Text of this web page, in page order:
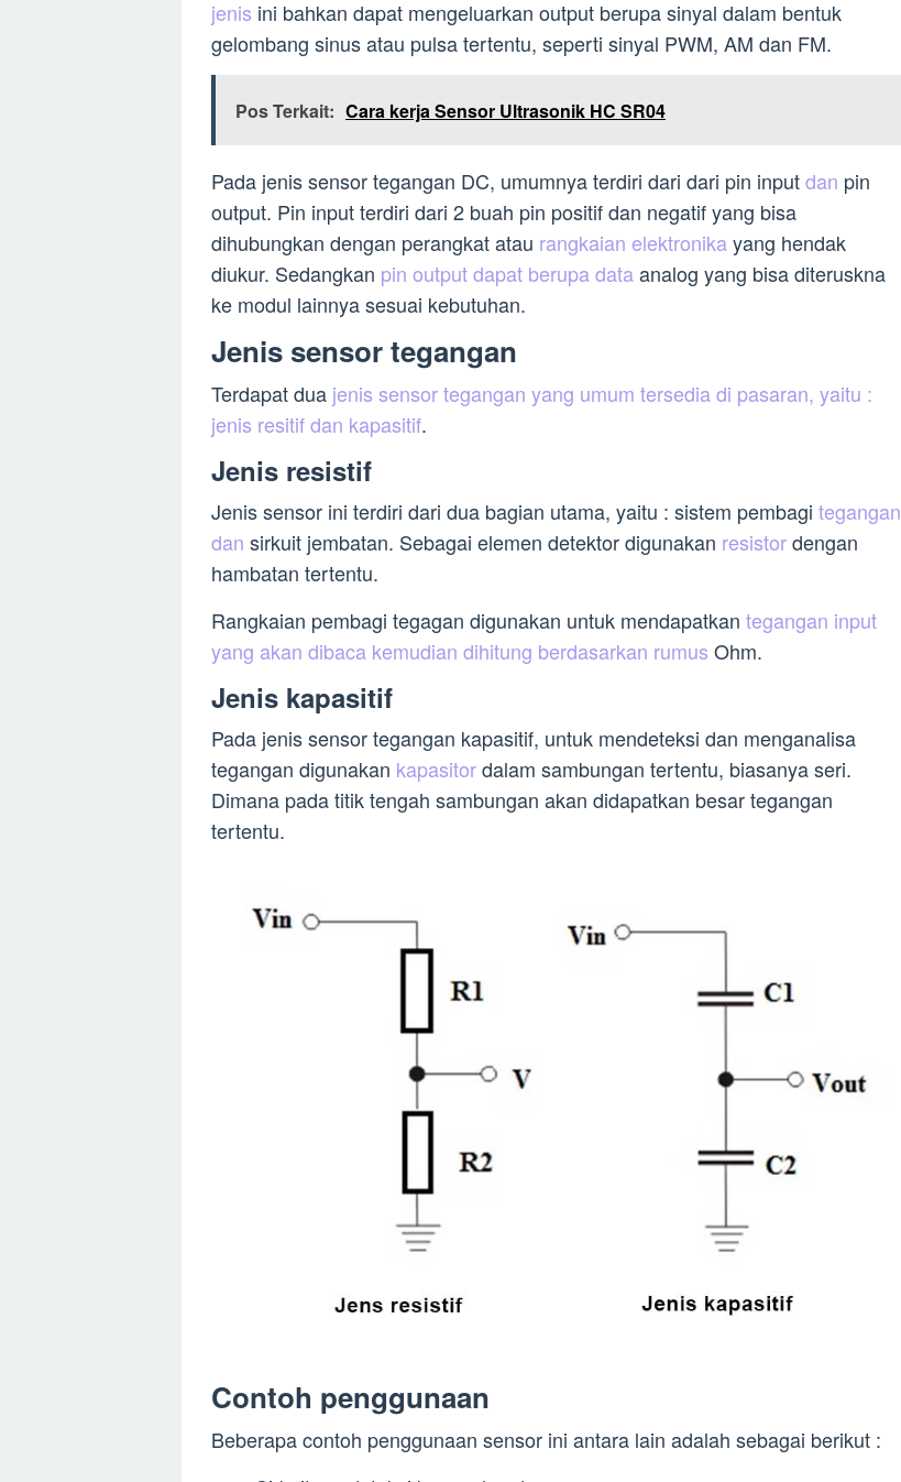
jenis ini bahkan dapat mengeluarkan output berupa sinyal dalam bentuk
gelombang sinus atau pulsa tertentu, seperti sinyal PWM, AM dan FM.
Pos Terkait: Cara kerja Sensor Ultrasonik HC SR04
Pada jenis sensor tegangan DC, umumnya terdiri dari dari pin inputdan pin
output. Pin input terdiri dari 2 buah pin positif dan negatif yang bisa
dihubungkan dengan perangkat atau rangkaian elektronikayang hendak
diukur. Sedangkan pin output dapat berupa dataanalog yang bisa diteruskna
ke modul lainnya sesuai kebutuhan.
Jenis sensor tegangan
Terdapat dua jenis sensor tegangan yang umum tersedia di pasaran, yaitu :
jenis resitif dan kapasitif.
Jenis resistif
Jenis sensor ini terdiri dari dua bagian utama, yaitu : sistem pembagi tegangan
dan sirkuit jembatan. Sebagai elemen detektor digunakan resistordengan
hambatan tertentu.
Rangkaian pembagi tegagan digunakan untuk mendapatkan tegangan input
yang akan dibaca kemudian dihitung berdasarkan rumus Ohm.
Jenis kapasitif
Pada jenis sensor tegangan kapasitif, untuk mendeteksi dan menganalisa
tegangan digunakan kapasitordalam sambungan tertentu, biasanya seri.
Dimana pada titik tengah sambungan akan didapatkan besar tegangan
tertentu.
Contoh penggunaan
Beberapa contoh penggunaan sensor ini antara lain adalah sebagai berikut :